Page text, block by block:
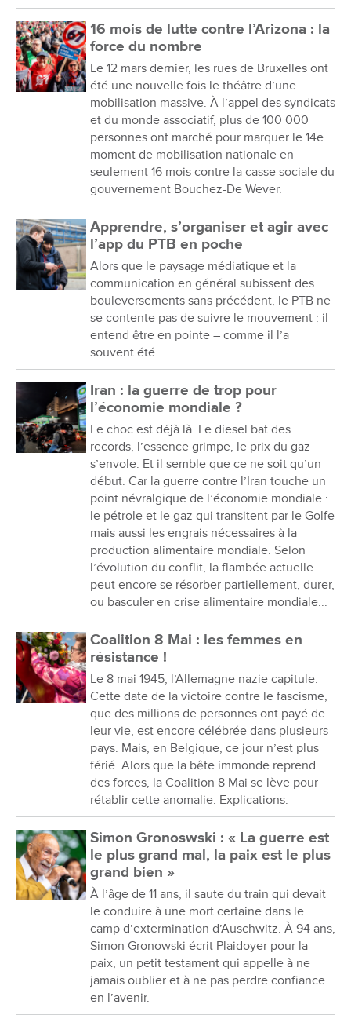
16 mois de lutte contre l’Arizona : la
force du nombre
Le 12 mars dernier, les rues de Bruxelles ont
été une nouvelle fois le théâtre d’une
mobilisation massive. À l’appel des syndicats
et du monde associatif, plus de 100 000
personnes ont marché pour marquer le 14e
moment de mobilisation nationale en
seulement 16 mois contre la casse sociale du
gouvernement Bouchez-De Wever.
Apprendre, s’organiser et agir avec
l’app du PTB en poche
Alors que le paysage médiatique et la
communication en général subissent des
bouleversements sans précédent, le PTB ne
se contente pas de suivre le mouvement : il
entend être en pointe – comme il l’a
souvent été.
Iran : la guerre de trop pour
l’économie mondiale ?
Le choc est déjà là. Le diesel bat des
records, l’essence grimpe, le prix du gaz
s’envole. Et il semble que ce ne soit qu’un
début. Car la guerre contre l’Iran touche un
point névralgique de l’économie mondiale :
le pétrole et le gaz qui transitent par le Golfe
mais aussi les engrais nécessaires à la
production alimentaire mondiale. Selon
l’évolution du conflit, la flambée actuelle
peut encore se résorber partiellement, durer,
ou basculer en crise alimentaire mondiale...
Coalition 8 Mai : les femmes en
résistance !
Le 8 mai 1945, l’Allemagne nazie capitule.
Cette date de la victoire contre le fascisme,
que des millions de personnes ont payé de
leur vie, est encore célébrée dans plusieurs
pays. Mais, en Belgique, ce jour n’est plus
férié. Alors que la bête immonde reprend
des forces, la Coalition 8 Mai se lève pour
rétablir cette anomalie. Explications.
Simon Gronoswski : « La guerre est
le plus grand mal, la paix est le plus
grand bien »
À l’âge de 11 ans, il saute du train qui devait
le conduire à une mort certaine dans le
camp d’extermination d’Auschwitz. À 94 ans,
Simon Gronowski écrit Plaidoyer pour la
paix, un petit testament qui appelle à ne
jamais oublier et à ne pas perdre confiance
en l’avenir.